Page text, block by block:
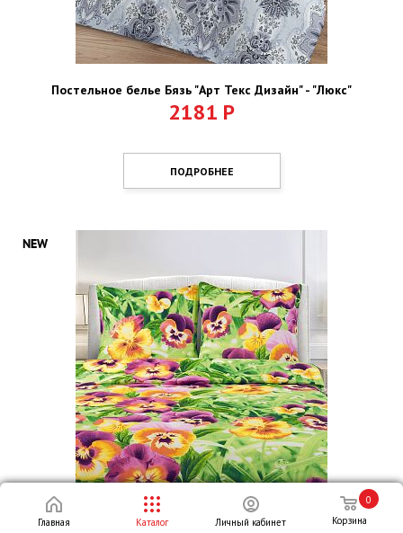
Постельное белье Бязь "Арт Текс Дизайн" - "Люкс"
2181 Р
ПОДРОБНЕЕ
Главная Каталог Личный кабинет
0
Корзина